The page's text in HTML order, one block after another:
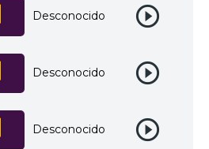
Desconocido
Desconocido
Desconocido